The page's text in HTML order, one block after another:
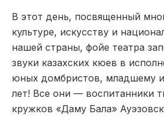
В этот день, посвященный
культуре, искусству и
нашей страны, фойе театра
звуки казахских кюев в
юных домбристов, младшему
лет! Все они — воспитанники
кружков «Даму Бала»